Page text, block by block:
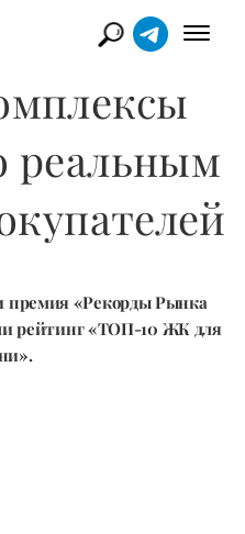
реальным
премия «Рекорды Рынка
рейтинг «ТОП-10 ЖК для